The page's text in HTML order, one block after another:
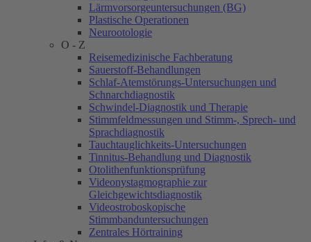
Lärmvorsorgeuntersuchungen (BG)
Plastische Operationen
Neurootologie
O - Z
Reisemedizinische Fachberatung
Sauerstoff-Behandlungen
Schlaf-Atemstörungs-Untersuchungen und
Schnarchdiagnostik
Schwindel-Diagnostik und Therapie
Stimmfeldmessungen und Stimm-, Sprech- und
Sprachdiagnostik
Tauchtauglichkeits-Untersuchungen
Tinnitus-Behandlung und Diagnostik
Otolithenfunktionsprüfung
Videonystagmographie zur
Gleichgewichtsdiagnostik
Videostroboskopische
Stimmbanduntersuchungen
Zentrales Hörtraining